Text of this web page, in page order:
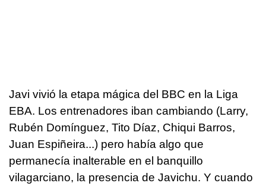
Javi vivió la etapa mágica del BBC en la Liga
EBA. Los entrenadores iban cambiando (Larry,
Rubén Domínguez, Tito Díaz, Chiqui Barros,
Juan Espiñeira...) pero había algo que
permanecía inalterable en el banquillo
vilagarciano, la presencia de Javichu. Y cuando